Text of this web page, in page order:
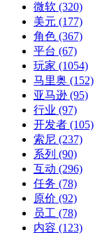
微软 (320)
美元 (177)
角色 (367)
平台 (67)
玩家 (1054)
马里奥 (152)
亚马逊 (95)
行业 (97)
开发者 (105)
索尼 (237)
系列 (90)
互动 (296)
任务 (78)
原价 (92)
员工 (78)
内容 (123)